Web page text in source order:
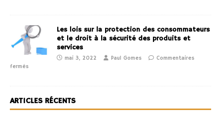
Les lois sur la protection des consommateurs
et le droit à la sécurité des produits et
services
mai 3, 2022 Paul Gomes
Commentaires
fermés
ARTICLES RÉCENTS